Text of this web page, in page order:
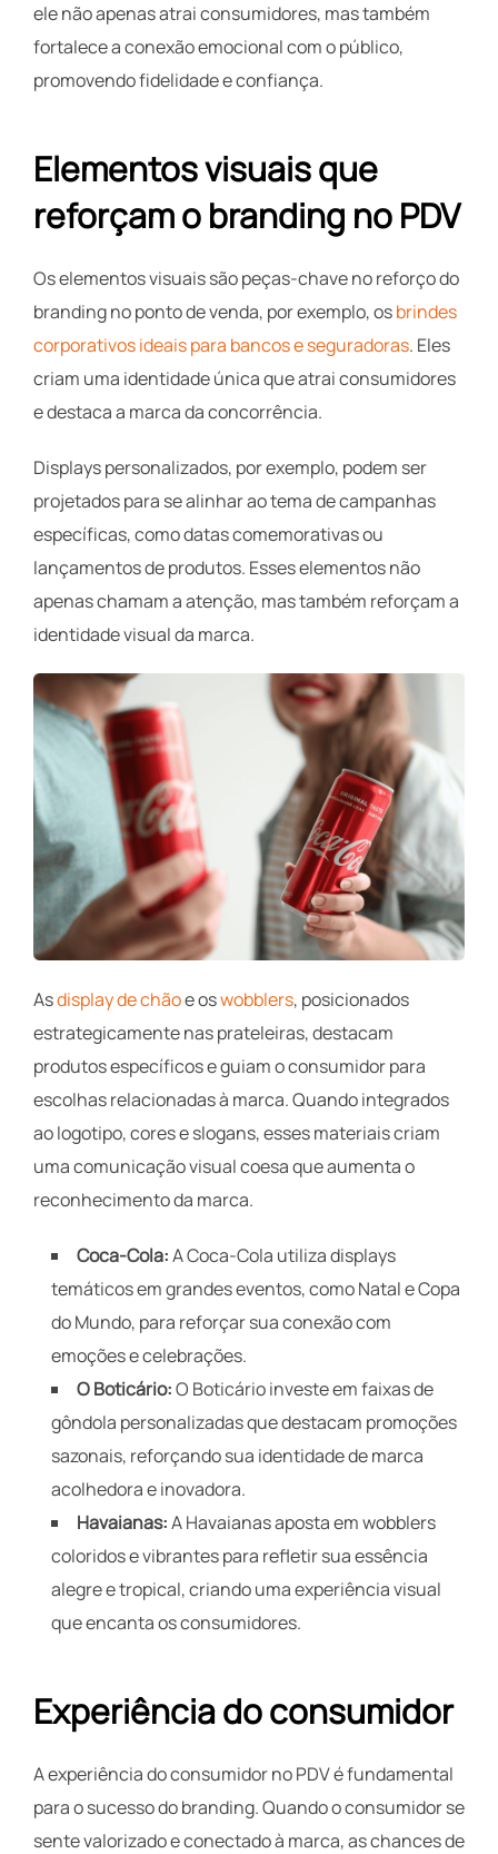
ele não apenas atrai consumidores, mas também
fortalece a conexão emocional com o público,
promovendo fidelidade e confiança.
Elementos visuais que
reforçam o branding no PDV
Os elementos visuais são peças-chave no reforço do
branding no ponto de venda, por exemplo, osbrindes
corporativos ideais para bancos e seguradoras. Eles
criam uma identidade única que atrai consumidores
e destaca a marca da concorrência.
Displays personalizados, por exemplo, podem ser
projetados para se alinhar ao tema de campanhas
específicas, como datas comemorativas ou
lançamentos de produtos. Esses elementos não
apenas chamam a atenção, mas também reforçam a
identidade visual da marca.
Asdisplay de chãoe oswobblers, posicionados
estrategicamente nas prateleiras, destacam
produtos específicos e guiam o consumidor para
escolhas relacionadas à marca. Quando integrados
ao logotipo, cores e slogans, esses materiais criam
uma comunicação visual coesa que aumenta o
reconhecimento da marca.
Coca-Cola:A Coca-Cola utiliza displays
temáticos em grandes eventos, como Natal e Copa
do Mundo, para reforçar sua conexão com
emoções e celebrações.
O Boticário:O Boticário investe em faixas de
gôndola personalizadas que destacam promoções
sazonais, reforçando sua identidade de marca
acolhedora e inovadora.
Havaianas:A Havaianas aposta em wobblers
coloridos e vibrantes para refletir sua essência
alegre e tropical, criando uma experiência visual
que encanta os consumidores.
Experiência do consumidor
A experiência do consumidor no PDV é fundamental
para o sucesso do branding. Quando o consumidor se
sente valorizado e conectado à marca, as chances de